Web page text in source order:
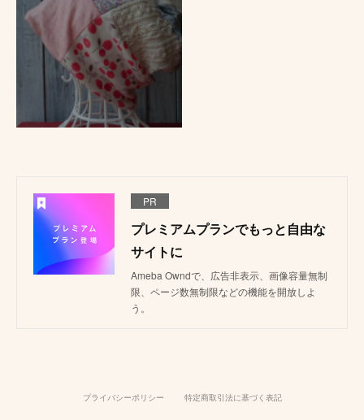
PR
プレミアムプランでもっと自由な
サイトに
Ameba Owndで、広告非表示、画像容量無制
限、ページ数無制限などの機能を開放しよ
う。
プライバシーポリシー 特定商取引法に基づく表記